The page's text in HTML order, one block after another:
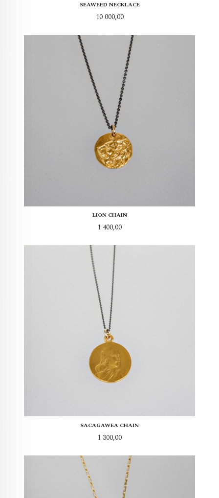
SEAWEED NECKLACE
Pris
10 000,00
LION CHAIN
Pris
1 400,00
SACAGAWEA CHAIN
Pris
1 300,00